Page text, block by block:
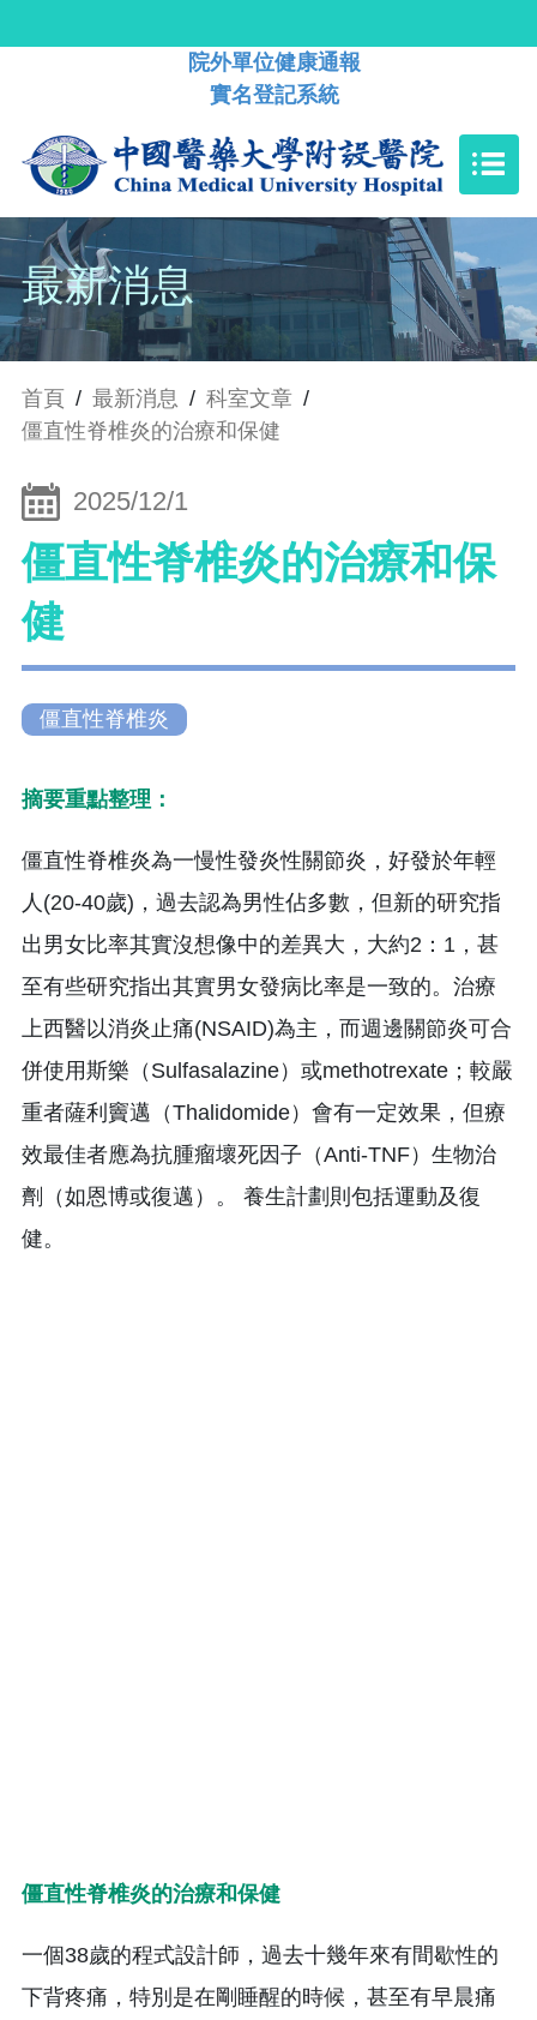
院外單位健康通報
實名登記系統
最新消息
首頁 / 最新消息 / 科室文章 /
僵直性脊椎炎的治療和保健
2025/12/1
僵直性脊椎炎的治療和保
健
僵直性脊椎炎
摘要重點整理：
僵直性脊椎炎為一慢性發炎性關節炎，好發於年輕
人(20-40歲)，過去認為男性佔多數，但新的研究指
出男女比率其實沒想像中的差異大，大約2：1，甚
至有些研究指出其實男女發病比率是一致的。治療
上西醫以消炎止痛(NSAID)為主，而週邊關節炎可合
併使用斯樂（Sulfasalazine）或methotrexate；較嚴
重者薩利竇邁（Thalidomide）會有一定效果，但療
效最佳者應為抗腫瘤壞死因子（Anti-TNF）生物治
劑（如恩博或復邁）。 養生計劃則包括運動及復
健。
僵直性脊椎炎的治療和保健
一個38歲的程式設計師，過去十幾年來有間歇性的
下背疼痛，特別是在剛睡醒的時候，甚至有早晨痛